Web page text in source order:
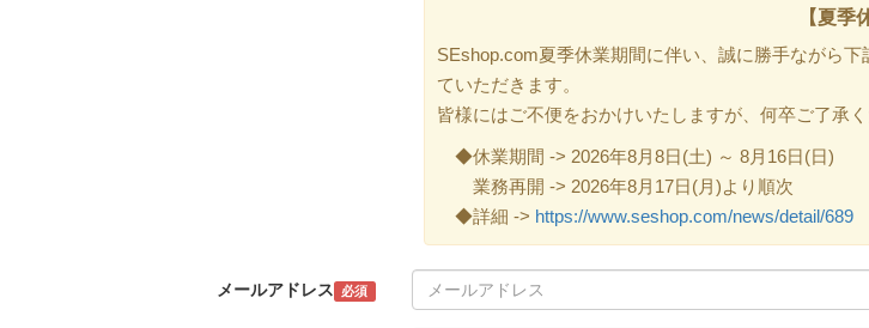
【夏季
SEshop.com夏季休業期間に伴い、誠に勝手ながら
ていただきます。
皆様にはご不便をおかけいたしますが、何卒ご了承
◆休業期間 -> 2026年8月8日(土) ～ 8月16日(日)
業務再開 -> 2026年8月17日(月)より順次
◆詳細 -> https://www.seshop.com/news/detail/689
メールアドレス 必須